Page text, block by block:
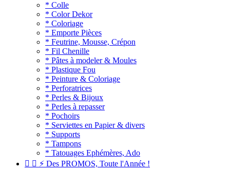
* Colle
* Color Dekor
* Coloriage
* Emporte Pièces
* Feutrine, Mousse, Crépon
* Fil Chenille
* Pâtes à modeler & Moules
* Plastique Fou
* Peinture & Coloriage
* Perforatrices
* Perles & Bijoux
* Perles à repasser
* Pochoirs
* Serviettes en Papier & divers
* Supports
* Tampons
* Tatouages Ephémères, Ado
  ⚡ Des PROMOS, Toute l'Année !